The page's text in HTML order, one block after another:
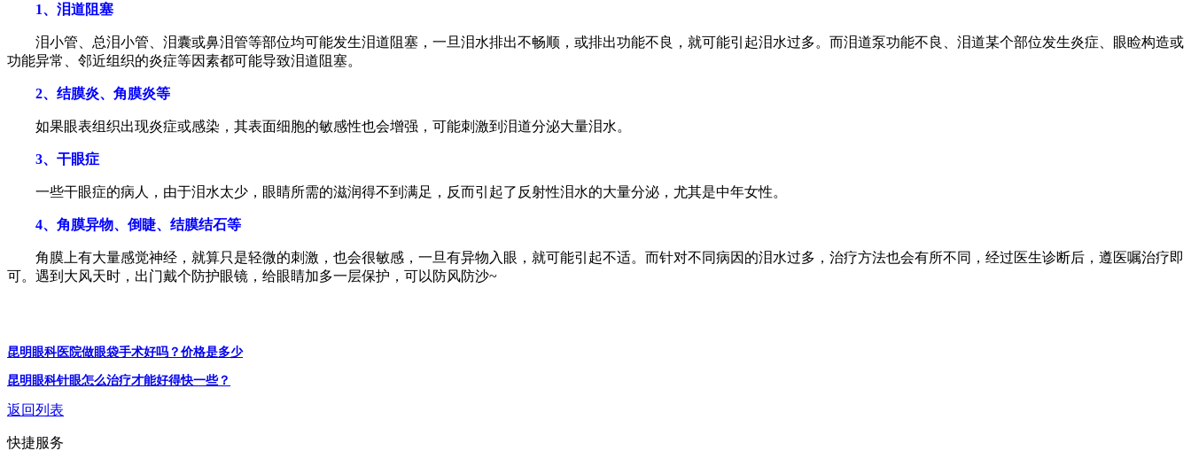
1、泪道阻塞
泪小管、总泪小管、泪囊或鼻泪管等部位均可能发生泪道阻塞，一旦泪水排出不畅顺，或排出功能不良，就可能引起泪水过多。而泪道泵功能不良、泪道某个部位发生炎症、眼睑构造或
功能异常、邻近组织的炎症等因素都可能导致泪道阻塞。
2、结膜炎、角膜炎等
如果眼表组织出现炎症或感染，其表面细胞的敏感性也会增强，可能刺激到泪道分泌大量泪水。
3、干眼症
一些干眼症的病人，由于泪水太少，眼睛所需的滋润得不到满足，反而引起了反射性泪水的大量分泌，尤其是中年女性。
4、角膜异物、倒睫、结膜结石等
角膜上有大量感觉神经，就算只是轻微的刺激，也会很敏感，一旦有异物入眼，就可能引起不适。而针对不同病因的泪水过多，治疗方法也会有所不同，经过医生诊断后，遵医嘱治疗即
可。遇到大风天时，出门戴个防护眼镜，给眼睛加多一层保护，可以防风防沙~
昆明眼科医院做眼袋手术好吗？价格是多少
昆明眼科针眼怎么治疗才能好得快一些？
返回列表
快捷服务